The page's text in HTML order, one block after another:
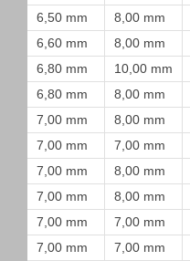
6,50 mm
8,00 mm
6,60 mm
8,00 mm
6,80 mm
10,00 mm
6,80 mm
8,00 mm
7,00 mm
8,00 mm
7,00 mm
7,00 mm
7,00 mm
8,00 mm
7,00 mm
8,00 mm
7,00 mm
7,00 mm
7,00 mm
7,00 mm